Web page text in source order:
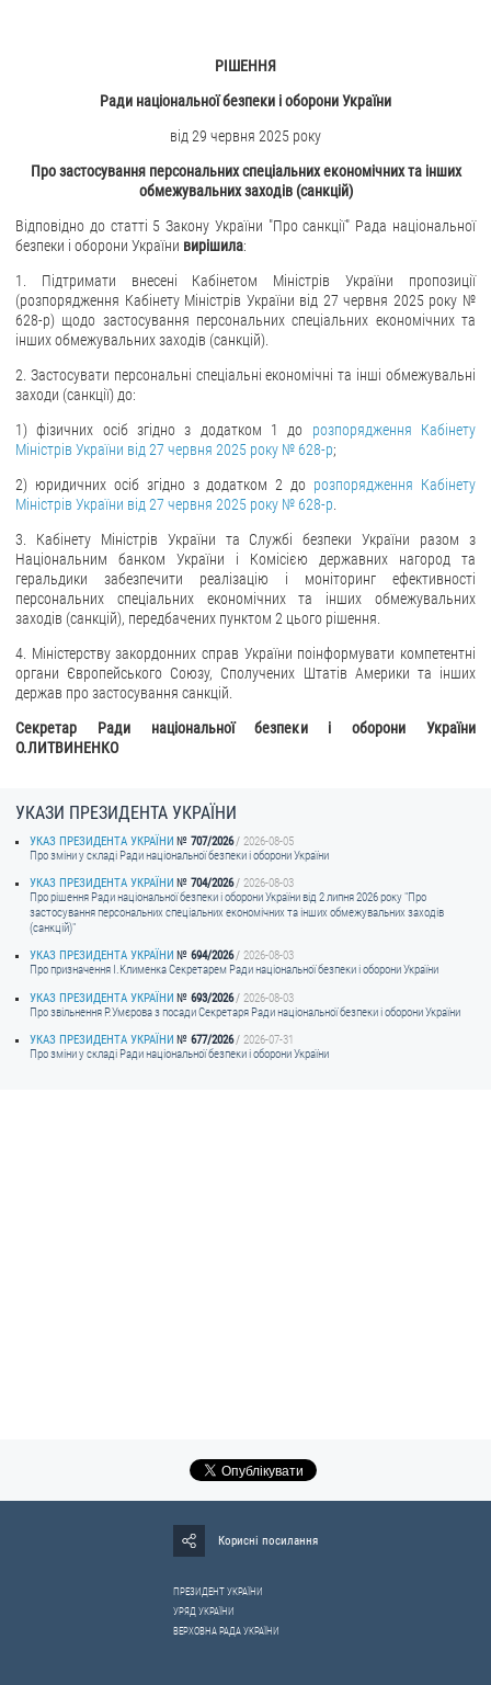
РІШЕННЯ
Ради національної безпеки і оборони України
від 29 червня 2025 року
Про застосування персональних спеціальнихекономічних та інших
обмежувальних заходів (санкцій)
Відповідно до статті 5 Закону України "Про санкції" Рада національної
безпеки і оборони України вирішила:
1. Підтримати внесені Кабінетом Міністрів України пропозиції
(розпорядження Кабінету Міністрів України від 27 червня 2025 року №
628-р) щодо застосування персональних спеціальних економічних та
інших обмежувальних заходів (санкцій).
2. Застосувати персональні спеціальні економічні та інші обмежувальні
заходи (санкції) до:
1) фізичних осіб згідно з додатком 1 до розпорядження Кабінету
Міністрів України від 27 червня 2025 року № 628-р;
2) юридичних осіб згідно з додатком 2 до розпорядження Кабінету
Міністрів України від 27 червня 2025 року № 628-р
3. Кабінету Міністрів України та Службі безпеки України разом з
Національним банком України і Комісією державних нагород та
геральдики забезпечити реалізацію і моніторинг ефективності
персональних спеціальних економічних та інших обмежувальних
заходів (санкцій), передбачених пунктом 2 цього рішення.
4. Міністерству закордонних справ України поінформувати компетентні
органи Європейського Союзу, Сполучених Штатів Америки та інших
держав про застосування санкцій.
Секретар Ради національної безпеки і оборони України
О.ЛИТВИНЕНКО
УКАЗИ ПРЕЗИДЕНТА УКРАЇНИ
УКАЗ ПРЕЗИДЕНТА УКРАЇНИ 707/2026
2026-08-05
Про зміни у складі Ради національної безпеки і оборони України
УКАЗ ПРЕЗИДЕНТА УКРАЇНИ
704/2026
2026-08-03
Про рішення Ради національної безпеки і оборони України від 2 липня 2026 року "Про
застосування персональних спеціальних економічних та інших обмежувальних заходів
(санкцій)"
УКАЗ ПРЕЗИДЕНТА УКРАЇНИ
694/2026
2026-08-03
Про призначення I.Клименка Секретарем Ради національної безпеки і оборони України
УКАЗ ПРЕЗИДЕНТА УКРАЇНИ
693/2026
2026-08-03
Про звільнення Р.Умєрова з посади Секретаря Ради національної безпеки і оборони України
УКАЗ ПРЕЗИДЕНТА УКРАЇНИ
677/2026
2026-07-31
Про зміни у складі Ради національної безпеки і оборони України
Корисні посилання
ПРЕЗИДЕНТ УКРАЇНИ
УРЯД УКРАЇНИ
ВЕРХОВНА РАДА УКРАЇНИ